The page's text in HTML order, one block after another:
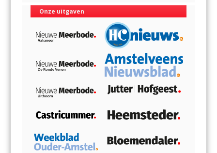
Onze uitgaven